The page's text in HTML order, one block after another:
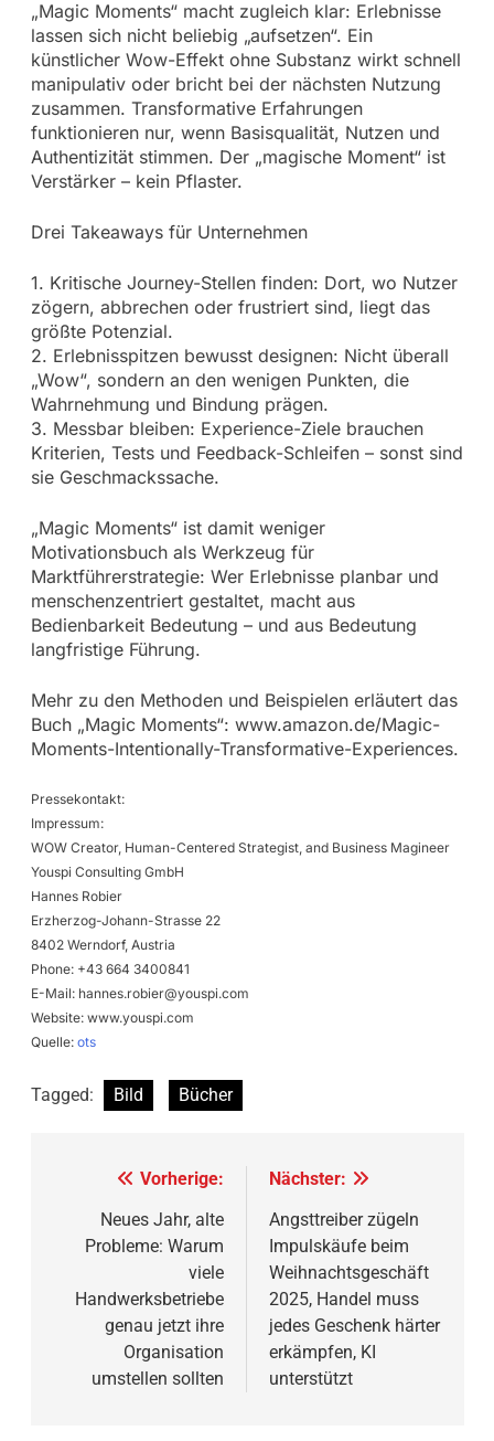
„Magic Moments“ macht zugleich klar: Erlebnisse
lassen sich nicht beliebig „aufsetzen“. Ein
künstlicher Wow-Effekt ohne Substanz wirkt schnell
manipulativ oder bricht bei der nächsten Nutzung
zusammen. Transformative Erfahrungen
funktionieren nur, wenn Basisqualität, Nutzen und
Authentizität stimmen. Der „magische Moment“ ist
Verstärker – kein Pflaster.
Drei Takeaways für Unternehmen
1. Kritische Journey-Stellen finden: Dort, wo Nutzer
zögern, abbrechen oder frustriert sind, liegt das
größte Potenzial.
2. Erlebnisspitzen bewusst designen: Nicht überall
„Wow“, sondern an den wenigen Punkten, die
Wahrnehmung und Bindung prägen.
3. Messbar bleiben: Experience-Ziele brauchen
Kriterien, Tests und Feedback-Schleifen – sonst sind
sie Geschmackssache.
„Magic Moments“ ist damit weniger
Motivationsbuch als Werkzeug für
Marktführerstrategie: Wer Erlebnisse planbar und
menschenzentriert gestaltet, macht aus
Bedienbarkeit Bedeutung – und aus Bedeutung
langfristige Führung.
Mehr zu den Methoden und Beispielen erläutert das
Buch „Magic Moments“: www.amazon.de/Magic-
Moments-Intentionally-Transformative-Experiences.
Pressekontakt:
Impressum:
WOW Creator, Human-Centered Strategist, and Business Magineer
Youspi Consulting GmbH
Hannes Robier
Erzherzog-Johann-Strasse 22
8402 Werndorf, Austria
Phone: +43 664 3400841
E-Mail: hannes.robier@youspi.com
Website: www.youspi.com
Quelle: ots
Tagged: Bild Bücher
Beitragsnavigation
Vorherige:
Neues Jahr, alte
Probleme: Warum
viele
Handwerksbetriebe
genau jetzt ihre
Organisation
umstellen sollten
Nächster:
Angsttreiber zügeln
Impulskäufe beim
Weihnachtsgeschäft
2025, Handel muss
jedes Geschenk härter
erkämpfen, KI
unterstützt